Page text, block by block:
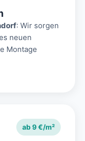
: Wir sorgen
neuen
Montage
ab 9 €/m²